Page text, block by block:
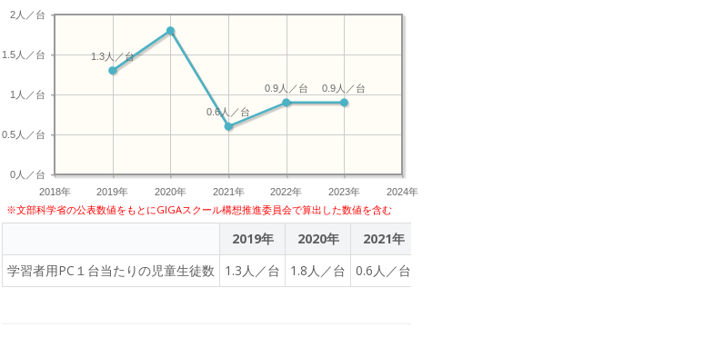
／台 0.7人／台
2018年 2019年 2020年 2021年 2022年 2023年 2024年
0人／台
0.5人／台
1人／台
1.5人／台
2人／台
0.9人／台
0.9人／台
0.6人／台
1.3人／台
※文部科学省の公表数値をもとにGIGAスクール構想推進委員会で算出した数値を含む
2019年 2020年 2021年
学習者用PC１台当たりの児童生徒数
1.3人／台 1.8人／台 0.6人／台